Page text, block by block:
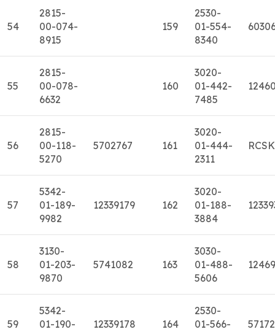
54
2815-
00-074-
8915
159
2530-
01-554-
8340
55
2815-
00-078-
6632
160
3020-
01-442-
7485
56
2815-
00-118-
5270
5702767 161
3020-
01-444-
2311
57
5342-
01-189-
9982
12339179 162
3020-
01-188-
3884
58
3130-
01-203-
9870
5741082 163
3030-
01-488-
5606
59
5342-
01-190-
12339178 164
2530-
01-566-